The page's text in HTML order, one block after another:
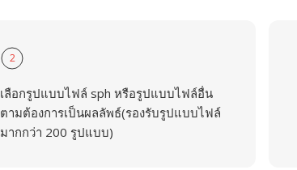
2
เลือกรูปแบบไฟล์ sph หรือรูปแบบไฟล์อื่น
ตามต้องการเป็นผลลัพธ์(รองรับรูปแบบไฟล์
มากกว่า 200 รูปแบบ)